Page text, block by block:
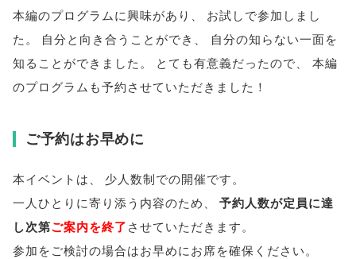
本編のプログラムに興味があり
お試しで参加しまし
た 。 自分と向き合うことができ
自分の知らない一面を
知ることができました 。 とても有意義だったので
本編
のプログラムも予約させていただきました！
ご予約はお早めに
本イベントは 少人数制での開催です。
一人ひとりに寄り添う内容のため
予約人数が定員に達
し次第ご案内を終了させていただきます。
参加をご検討の場合はお早めにお席を確保ください。